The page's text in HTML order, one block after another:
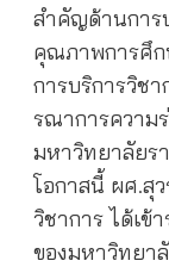
สำคัญด้านการ
คุณภาพการศึก
การบริการวิช
รณาการความ
มหาวิทยาลัยร
โอกาสนี้ ผศ.สุ
วิชาการ ได้เข้
ของมหาวิทยา